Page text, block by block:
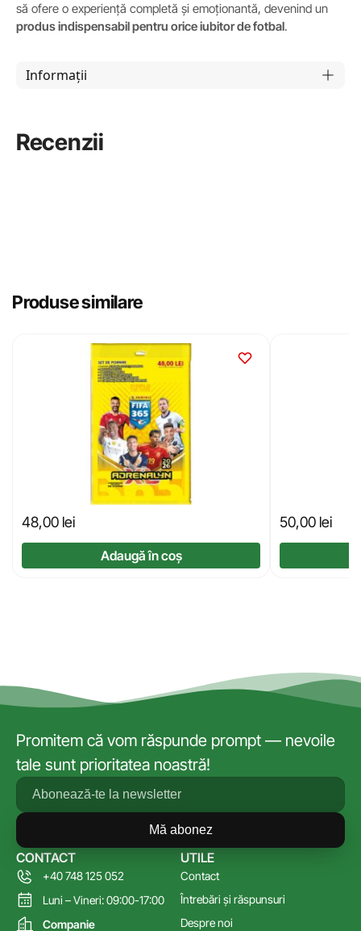
să ofere o experiență completă și emoționantă, devenind un
produs indispensabil pentru orice iubitor de fotbal.
Informații
Recenzii
Produse similare
48,00 lei
Adaugă în coș
50,00 lei
Promitem că vom răspunde prompt — nevoile
tale sunt prioritatea noastră!
Mă abonez
UTILE
Contact
Întrebări și răspunsuri
Despre noi
CONTACT
+40 748 125 052
Luni – Vineri: 09:00-17:00
Companie